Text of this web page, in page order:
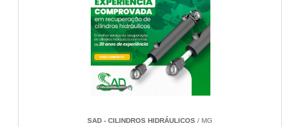
SAD - CILINDROS HIDRÁULICOS / MG